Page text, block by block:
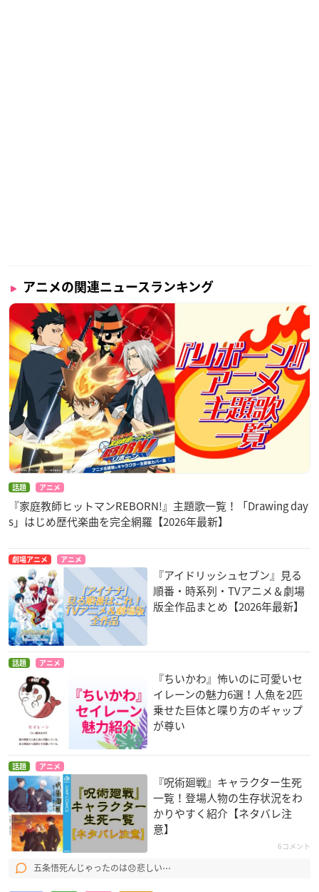
アニメの関連ニュースランキング
話題 アニメ
『家庭教師ヒットマンREBORN!』主題歌一覧！「Drawing day
s」はじめ歴代楽曲を完全網羅【2026年最新】
劇場アニメ アニメ
『アイドリッシュセブン』見る
順番・時系列・TVアニメ＆劇場
版全作品まとめ【2026年最新】
話題 アニメ
『ちいかわ』怖いのに可愛いセ
イレーンの魅力6選！人魚を2匹
乗せた巨体と喋り方のギャップ
が尊い
話題 アニメ
『呪術廻戦』キャラクター生死
一覧！登場人物の生存状況をわ
かりやすく紹介【ネタバレ注
意】
6コメント
五条悟死んじゃったのは😞悲しい⋯